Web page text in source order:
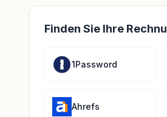
Finden Sie Ihre
1Password
Ahrefs